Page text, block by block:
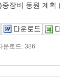
중장비 동원 계
운로드: 386